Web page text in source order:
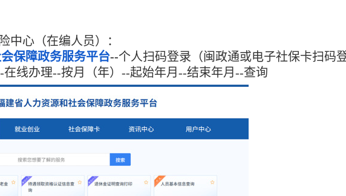
中心（在编人员）：
保障政务服务平台--个人扫码登录（闽政通或电子社保卡扫码登
线办理--按月（年）--起始年月--结束年月 --查询